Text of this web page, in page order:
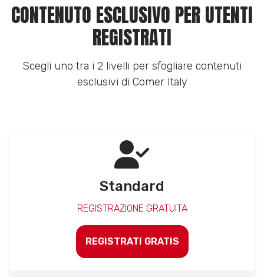
CONTENUTO ESCLUSIVO PER UTENTI
REGISTRATI
Scegli uno tra i 2 livelli per sfogliare contenuti
esclusivi di Comer Italy
Standard
REGISTRAZIONE GRATUITA
REGISTRATI GRATIS